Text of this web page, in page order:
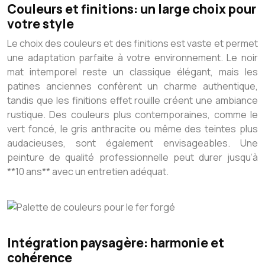
Couleurs et finitions: un large choix pour
votre style
Le choix des couleurs et des finitions est vaste et permet
une adaptation parfaite à votre environnement. Le noir
mat intemporel reste un classique élégant, mais les
patines anciennes confèrent un charme authentique,
tandis que les finitions effet rouille créent une ambiance
rustique. Des couleurs plus contemporaines, comme le
vert foncé, le gris anthracite ou même des teintes plus
audacieuses, sont également envisageables. Une
peinture de qualité professionnelle peut durer jusqu’à
**10 ans** avec un entretien adéquat.
Intégration paysagère: harmonie et
cohérence